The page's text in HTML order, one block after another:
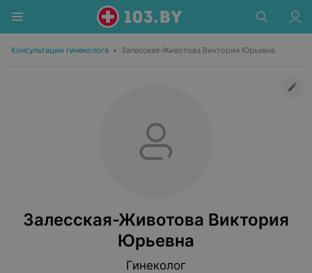
Консультации гинеколога • Залесская-Животова Виктория Юрьевна
Залесская-Животова Виктория
Юрьевна
Гинеколог